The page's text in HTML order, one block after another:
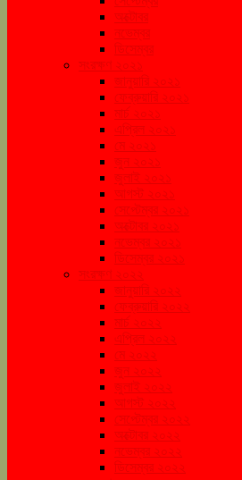
অক্টোবর
নভেম্বর
ডিসেম্বর
সংরক্ষণ ২০২১
জানুয়ারি ২০২১
ফেব্রুয়ারি ২০২১
মার্চ ২০২১
এপ্রিল ২০২১
মে ২০২১
জুন ২০২১
জুলাই ২০২১
আগস্ট ২০২১
সেপ্টেম্বর ২০২১
অক্টোবর ২০২১
নভেম্বর ২০২১
ডিসেম্বর ২০২১
সংরক্ষণ ২০২২
জানুয়ারি ২০২২
ফেব্রুয়ারি ২০২২
মার্চ ২০২২
এপ্রিল ২০২২
মে ২০২২
জুন ২০২২
জুলাই ২০২২
আগস্ট ২০২২
সেপ্টেম্বর ২০২২
অক্টোবর ২০২২
নভেম্বর ২০২২
ডিসেম্বর ২০২২